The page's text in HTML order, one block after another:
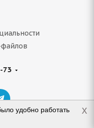
73
удобно работать
x